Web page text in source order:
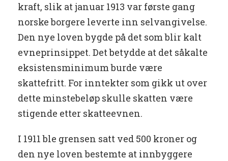
kraft, slik at januar 1913 var første gang
norske borgere leverte inn selvangivelse.
Den nye loven bygde på det som blir kalt
evneprinsippet. Det betydde at det såkalte
eksistensminimum burde være
skattefritt. For inntekter som gikk ut over
dette minstebeløp skulle skatten være
stigende etter skatteevnen.
I 1911 ble grensen satt ved 500 kroner og
den nye loven bestemte at innbyggere